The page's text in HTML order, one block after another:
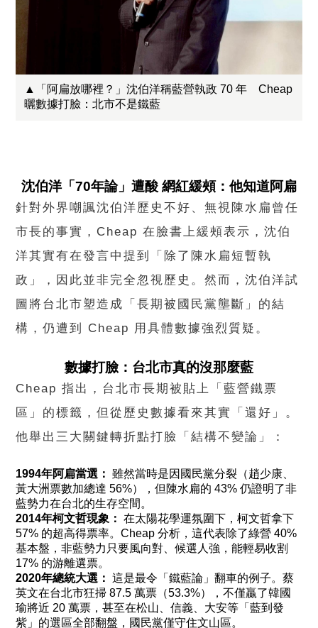
▲「阿扁放哪裡？」沈伯洋稱藍營執政 70 年 Cheap
曬數據打臉：北市不是鐵藍
沈伯洋「70年論」遭酸 網紅緩頰：他知道阿扁
針對外界嘲諷沈伯洋歷史不好、無視陳水扁曾任
市長的事實，Cheap 在臉書上緩頰表示，沈伯
洋其實有在發言中提到「除了陳水扁短暫執
政」，因此並非完全忽視歷史。然而，沈伯洋試
圖將台北市塑造成「長期被國民黨壟斷」的結
構，仍遭到 Cheap 用具體數據強烈質疑。
數據打臉：台北市真的沒那麼藍
Cheap 指出，台北市長期被貼上「藍營鐵票
區」的標籤，但從歷史數據看來其實「還好」。
他舉出三大關鍵轉折點打臉「結構不變論」：
1994年阿扁當選： 雖然當時是因國民黨分裂（趙少康、
黃大洲票數加總達 56%），但陳水扁的 43% 仍證明了非
藍勢力在台北的生存空間。
2014年柯文哲現象： 在太陽花學運氛圍下，柯文哲拿下
57% 的超高得票率。Cheap 分析，這代表除了綠營 40%
基本盤，非藍勢力只要風向對、候選人強，能輕易收割
17% 的游離選票。
2020年總統大選： 這是最令「鐵藍論」翻車的例子。蔡
英文在台北市狂掃 87.5 萬票（53.3%），不僅贏了韓國
瑜將近 20 萬票，甚至在松山、信義、大安等「藍到發
紫」的選區全部翻盤，國民黨僅守住文山區。